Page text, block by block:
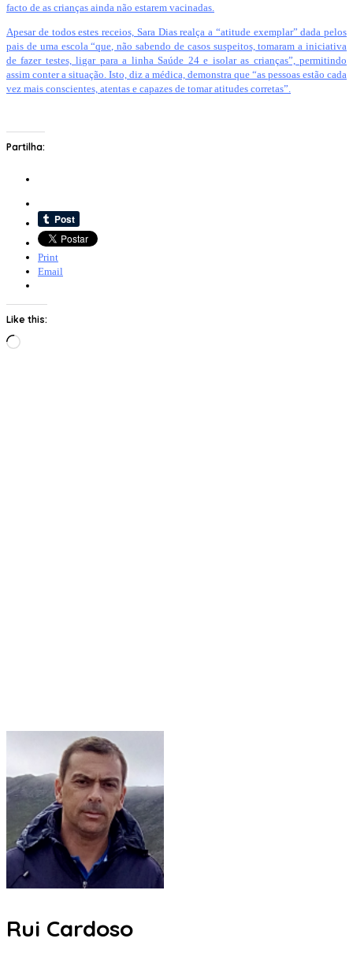
facto de as crianças ainda não estarem vacinadas.
Apesar de todos estes receios, Sara Dias realça a “atitude exemplar” dada pelos
pais de uma escola “que, não sabendo de casos suspeitos, tomaram a iniciativa
de fazer testes, ligar para a linha Saúde 24 e isolar as crianças”, permitindo
assim conter a situação. Isto, diz a médica, demonstra que “as pessoas estão cada
vez mais conscientes, atentas e capazes de tomar atitudes corretas”.
Partilha:
Print
Email
Like this:
Loading…
Rui Cardoso